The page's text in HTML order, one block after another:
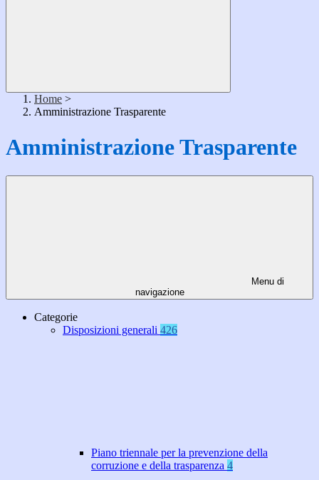
Home >
Amministrazione Trasparente
Amministrazione Trasparente
Menu di
navigazione
Categorie
Disposizioni generali 426
Piano triennale per la prevenzione della
corruzione e della trasparenza 4